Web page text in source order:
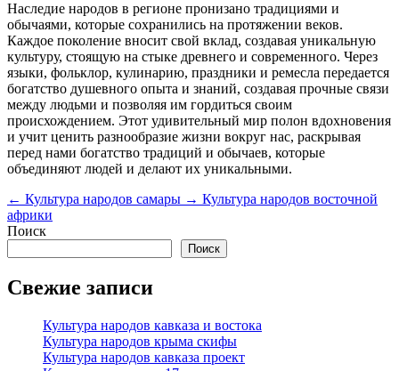
Наследие народов в регионе пронизано традициями и
обычаями, которые сохранились на протяжении веков.
Каждое поколение вносит свой вклад, создавая уникальную
культуру, стоящую на стыке древнего и современного. Через
языки, фольклор, кулинарию, праздники и ремесла передается
богатство душевного опыта и знаний, создавая прочные связи
между людьми и позволяя им гордиться своим
происхождением. Этот удивительный мир полон вдохновения
и учит ценить разнообразие жизни вокруг нас, раскрывая
перед нами богатство традиций и обычаев, которые
объединяют людей и делают их уникальными.
← Культура народов самары → Культура народов восточной
африки
Поиск
Поиск
Свежие записи
Культура народов кавказа и востока
Культура народов крыма скифы
Культура народов кавказа проект